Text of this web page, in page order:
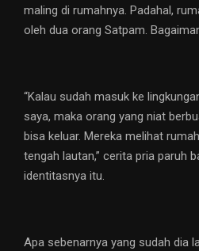
maling di rumahnya. Padahal,
oleh dua orang Satpam.
“Kalau sudah masuk ke
saya, maka orang yang niat
bisa keluar. Mereka melihat
tengah lautan,” cerita pria paruh
identitasnya itu.
Apa sebenarnya yang sudah dia